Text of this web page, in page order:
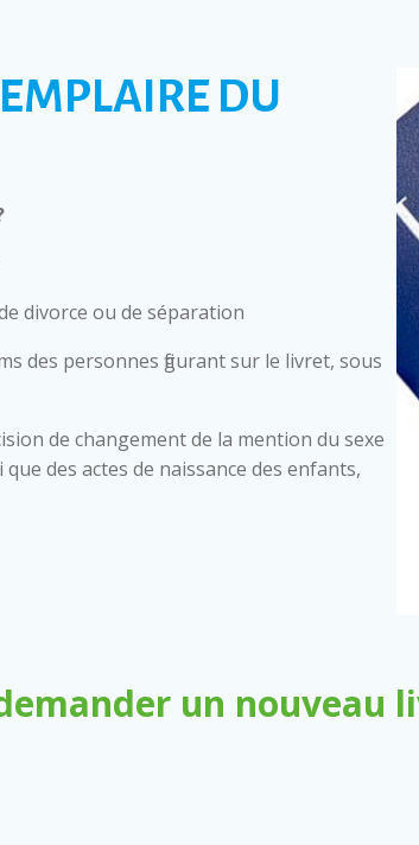
DU
divorce ou de séparation
des personnes figurant sur le livret, sous
de changement de la mention du sexe
des actes de naissance des enfants,
un nouveau